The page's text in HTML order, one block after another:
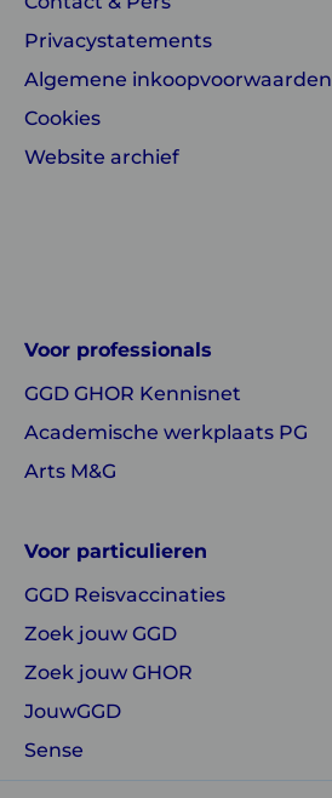
Privacystatements
Algemene inkoopvoorwaarden
Cookies
Website archief
GHOR
Nederland
GHOR
Nederland
Voor professionals
GGD GHOR Kennisnet
Academische werkplaats PG
Arts M&G
Voor particulieren
GGD Reisvaccinaties
Zoek jouw GGD
Zoek jouw GHOR
JouwGGD
Sense